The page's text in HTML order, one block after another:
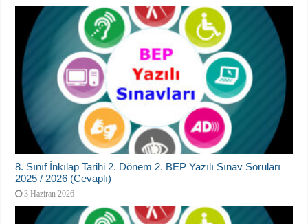
8. Sınıf İnkılap Tarihi 2. Dönem 2. BEP Yazılı Sınav Soruları
2025 / 2026 (Cevaplı)
3 Haziran 2026